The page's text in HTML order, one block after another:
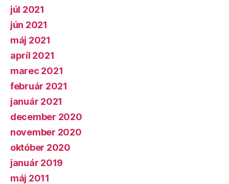
júl 2021
jún 2021
máj 2021
apríl 2021
marec 2021
február 2021
január 2021
december 2020
november 2020
október 2020
január 2019
máj 2011